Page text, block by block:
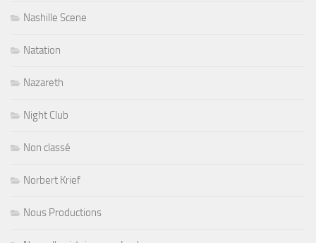
Nashille Scene
Natation
Nazareth
Night Club
Non classé
Norbert Krief
Nous Productions